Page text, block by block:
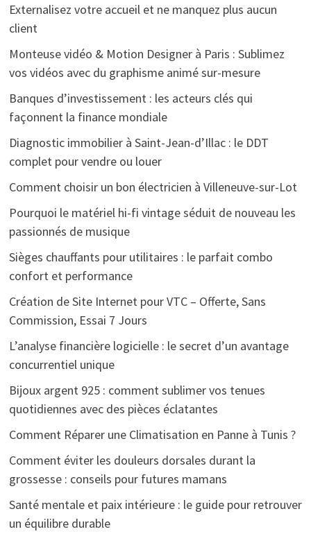
Externalisez votre accueil et ne manquez plus aucun
client
Monteuse vidéo & Motion Designer à Paris : Sublimez
vos vidéos avec du graphisme animé sur-mesure
Banques d’investissement : les acteurs clés qui
façonnent la finance mondiale
Diagnostic immobilier à Saint-Jean-d’Illac : le DDT
complet pour vendre ou louer
Comment choisir un bon électricien à Villeneuve-sur-Lot
Pourquoi le matériel hi-fi vintage séduit de nouveau les
passionnés de musique
Sièges chauffants pour utilitaires : le parfait combo
confort et performance
Création de Site Internet pour VTC – Offerte, Sans
Commission, Essai 7 Jours
L’analyse financière logicielle : le secret d’un avantage
concurrentiel unique
Bijoux argent 925 : comment sublimer vos tenues
quotidiennes avec des pièces éclatantes
Comment Réparer une Climatisation en Panne à Tunis ?
Comment éviter les douleurs dorsales durant la
grossesse : conseils pour futures mamans
Santé mentale et paix intérieure : le guide pour retrouver
un équilibre durable